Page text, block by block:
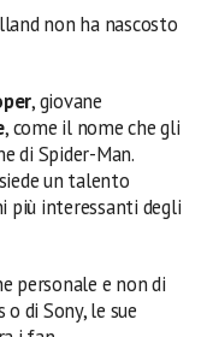
non ha nascosto
, giovane
, come il nome che gli
di Spider-Man.
un talento
più interessanti degli
personale e non di
di Sony, le sue